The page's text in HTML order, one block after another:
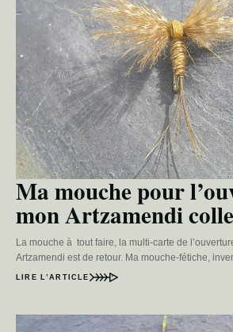
Ma mouche pour
mon Artzamendi
La mouche à tout faire, la multi-carte de
Artzamendi est de retour. Ma mouche-fétiche,
LIRE L’ARTICLE